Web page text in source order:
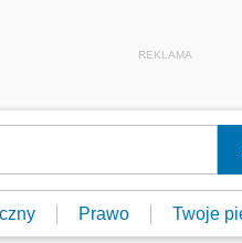
REKLAMA
Prawo Twoje